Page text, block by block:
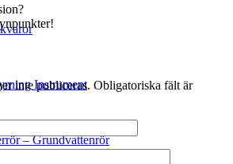
Instrument
– Grundvattenrör
inte publiceras. Obligatoriska fält är